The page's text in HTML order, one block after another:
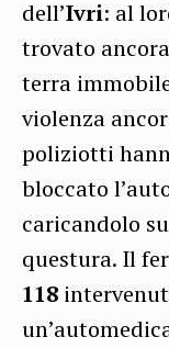
dell’Ivri: al
trovato
terra
violenza
poliziotti
bloccato
caricandolo
questura. Il
118